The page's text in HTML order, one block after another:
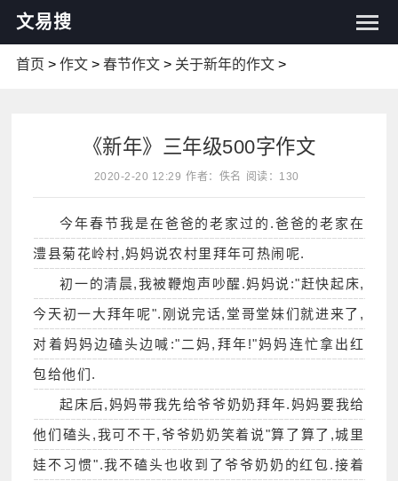
文易搜
首页 > 作文> 春节作文> 关于新年的作文>
《新年》三年级500字作文
2020-2-20 12:29 作者：佚名 阅读：130
今年春节我是在爸爸的老家过的.爸爸的老家在
澧县菊花岭村,妈妈说农村里拜年可热闹呢.
初一的清晨,我被鞭炮声吵醒.妈妈说:"赶快起床,
今天初一大拜年呢".刚说完话,堂哥堂妹们就进来了,
对着妈妈边磕头边喊:"二妈,拜年!"妈妈连忙拿出红
包给他们.
起床后,妈妈带我先给爷爷奶奶拜年.妈妈要我给
他们磕头,我可不干,爷爷奶奶笑着说"算了算了,城里
娃不习惯".我不磕头也收到了爷爷奶奶的红包.接着